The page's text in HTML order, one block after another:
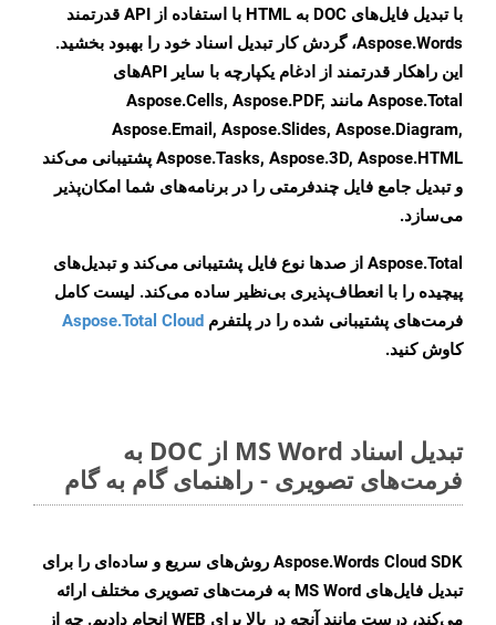
با تبدیل فایل‌های DOC به HTML با استفاده از API قدرتمند
Aspose.Words، گردش کار تبدیل اسناد خود را بهبود بخشید.
این راهکار قدرتمند از ادغام یکپارچه با سایر APIهای
Aspose.Total مانند Aspose.Cells, Aspose.PDF,
Aspose.Email, Aspose.Slides, Aspose.Diagram,
Aspose.Tasks, Aspose.3D, Aspose.HTML پشتیبانی می‌کند
و تبدیل جامع فایل چندفرمتی را در برنامه‌های شما امکان‌پذیر
می‌سازد.
Aspose.Total از صدها نوع فایل پشتیبانی می‌کند و تبدیل‌های
پیچیده را با انعطاف‌پذیری بی‌نظیر ساده می‌کند. لیست کامل
فرمت‌های پشتیبانی شده را در پلتفرم Aspose.Total Cloud
کاوش کنید.
تبدیل اسناد MS Word از DOC به
فرمت‌های تصویری - راهنمای گام به گام
Aspose.Words Cloud SDK روش‌های سریع و ساده‌ای را برای
تبدیل فایل‌های MS Word به فرمت‌های تصویری مختلف ارائه
می‌کند، درست مانند آنچه در بالا برای WEB انجام دادیم. چه از